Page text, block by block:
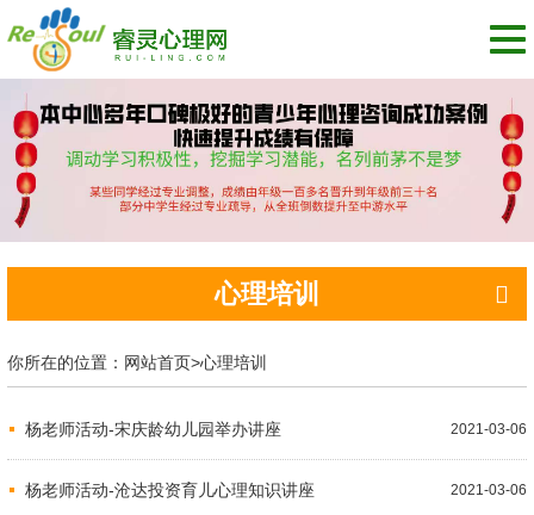
切
航
心理培训
你所在的位置： 网站首页>心理培训
杨老师活动-宋庆龄幼儿园举办讲座 2021-03-06
杨老师活动-沧达投资育儿心理知识讲座 2021-03-06